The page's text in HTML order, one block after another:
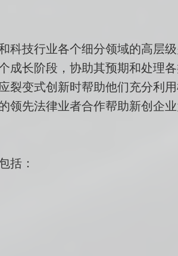
科技行业各个细分领域的高层
成长阶段，协助其预期和处理
裂变式创新时帮助他们充分利
领先法律业者合作帮助新创企
括：